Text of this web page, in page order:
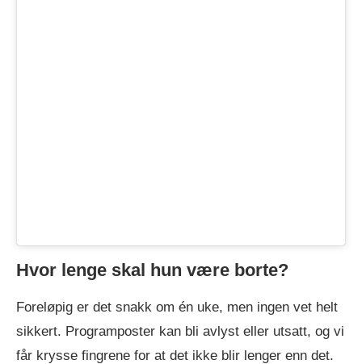
Hvor lenge skal hun være borte?
Foreløpig er det snakk om én uke, men ingen vet helt
sikkert. Programposter kan bli avlyst eller utsatt, og vi
får krysse fingrene for at det ikke blir lenger enn det.